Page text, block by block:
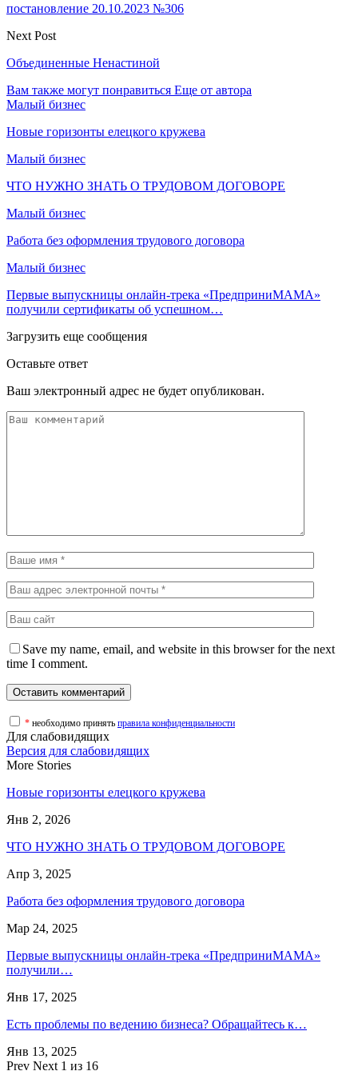
постановление 20.10.2023 №306
Next Post
Объединенные Ненастиной
Вам также могут понравиться Еще от автора
Малый бизнес
Новые горизонты елецкого кружева
Малый бизнес
ЧТО НУЖНО ЗНАТЬ О ТРУДОВОМ ДОГОВОРЕ
Малый бизнес
Работа без оформления трудового договора
Малый бизнес
Первые выпускницы онлайн-трека «ПредприниМАМА»
получили сертификаты об успешном…
Загрузить еще сообщения
Оставьте ответ
Ваш электронный адрес не будет опубликован.
Save my name, email, and website in this browser for the next
time I comment.
* необходимо принять правила конфиденциальности
Для слабовидящих
Версия для слабовидящих
More Stories
Новые горизонты елецкого кружева
Янв 2, 2026
ЧТО НУЖНО ЗНАТЬ О ТРУДОВОМ ДОГОВОРЕ
Апр 3, 2025
Работа без оформления трудового договора
Мар 24, 2025
Первые выпускницы онлайн-трека «ПредприниМАМА»
получили…
Янв 17, 2025
Есть проблемы по ведению бизнеса? Обращайтесь к…
Янв 13, 2025
Prev Next 1 из 16